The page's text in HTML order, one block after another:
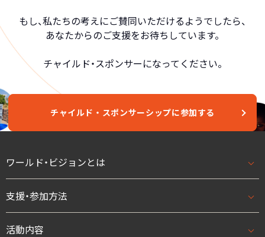
もし、私たちの考えにご賛同いただけるようでしたら、
あなたからのご支援をお待ちしています。
チャイルド・スポンサーになってください。
チャイルド・スポンサーシップに参加する
ワールド・ビジョンとは
ワールド・ビジョンとはトップ
基本理念・ビジョン/ミッション
支援・参加方法
支援・参加方法トップ
活動内容